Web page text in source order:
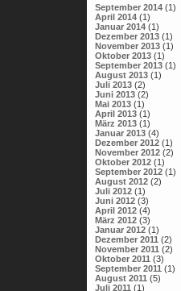
September 2014(1)
April 2014(1)
Januar 2014(1)
Dezember 2013(1)
November 2013(1)
Oktober 2013(1)
September 2013(1)
August 2013(1)
Juli 2013(2)
Juni 2013(2)
Mai 2013(1)
April 2013(1)
März 2013(1)
Januar 2013(4)
Dezember 2012(1)
November 2012(2)
Oktober 2012(1)
September 2012(1)
August 2012(2)
Juli 2012(1)
Juni 2012(3)
April 2012(4)
März 2012(3)
Januar 2012(1)
Dezember 2011 (2)
November 2011 (2)
Oktober 2011 (3)
September 2011 (1)
August 2011 (5)
Juli 2011 (1)